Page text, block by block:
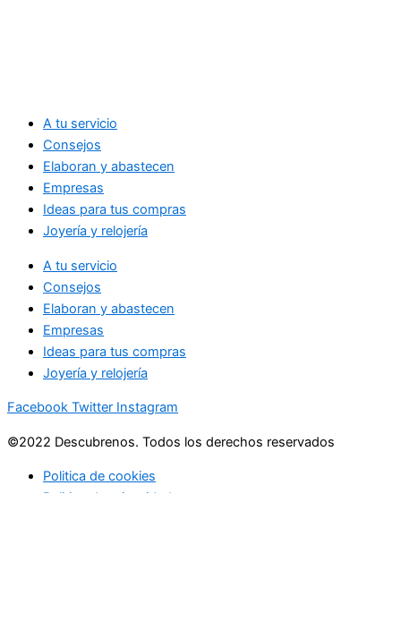
A tu servicio
Consejos
Elaboran y abastecen
Empresas
Ideas para tus compras
Joyería y relojería
A tu servicio
Consejos
Elaboran y abastecen
Empresas
Ideas para tus compras
Joyería y relojería
Facebook Twitter Instagram
©2022 Descubrenos. Todos los derechos reservados
Politica de cookies
Politico de privacidad